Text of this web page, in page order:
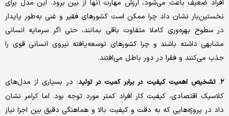
افراد ضعیف باعث می‌شود، ارزش مهارت آنها از بین برود. این مدل برای
نخستین‌بار نشان داد چرا ممکن است کشورهای فقیر و غنی به‌طور پایدار
در سطوح بهره‌وری کاملا متفاوت باقی بمانند، حتی اگر سرمایه انسانی
مشابهی داشته باشند و چرا کشورهای توسعه‌یافته نیروی انسانی قوی را
جذب می‌کنند و فقرا در دور باطل می‌افتند.
۲. تشخیص اهمیت کیفیت در برابر کمیت در تولید:
در بسیاری از مدل‌های
کلاسیک اقتصادی، کیفیت کار افراد کمتر مورد توجه بود. اما کرامر نشان
داد در پروژه‌هایی که به دقت و کیفیت بالا و هماهنگی دقیق بین اجزا نیاز